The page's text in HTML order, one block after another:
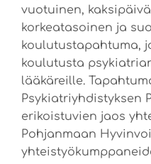
vuotuinen,
korkeatasoinen ja
koulutustapahtuma,
koulutusta
lääkäreille.
Psykiatriyhdistyksen
erikoistuvien jaos
Pohjanmaan